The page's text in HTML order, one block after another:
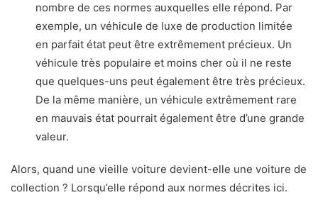
nombre de ces normes auxquelles elle répond. Par
exemple, un véhicule de luxe de production limitée
en parfait état peut être extrêmement précieux. Un
véhicule très populaire et moins cher où il ne reste
que quelques-uns peut également être très précieux.
De la même manière, un véhicule extrêmement rare
en mauvais état pourrait également être d’une grande
valeur.
Alors, quand une vieille voiture devient-elle une voiture de
collection ? Lorsqu’elle répond aux normes décrites ici.